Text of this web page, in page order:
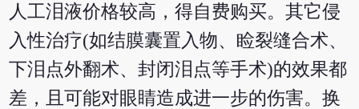
人工泪液价格较高，得自费购买。其它侵
入性治疗(如结膜囊置入物、睑裂缝合术、
下泪点外翻术、封闭泪点等手术)的效果都
差，且可能对眼睛造成进一步的伤害。换